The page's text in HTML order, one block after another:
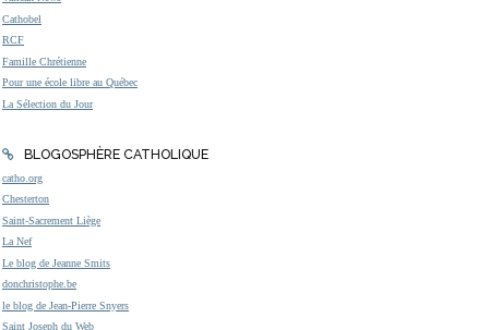
Cathobel
RCF
Famille Chrétienne
Pour une école libre au Québec
La Sélection du Jour
BLOGOSPHÈRE CATHOLIQUE
catho.org
Chesterton
Saint-Sacrement Liège
La Nef
Le blog de Jeanne Smits
donchristophe.be
le blog de Jean-Pierre Snyers
Saint Joseph du Web